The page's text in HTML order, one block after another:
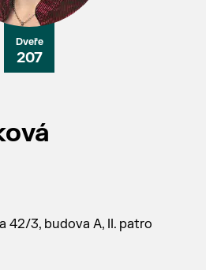
207
42/3, budova A, II. patro